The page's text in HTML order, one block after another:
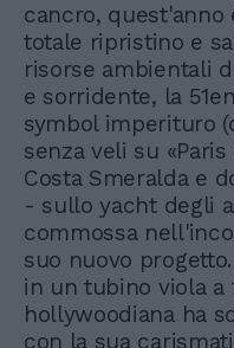
cancro, quest'anno
totale ripristino e
risorse ambientali
e sorridente, la
symbol imperituro
senza veli su
Costa Smeralda e
- sullo yacht degli
commossa
suo nuovo
in un tubino viola
hollywoodiana ha
con la sua